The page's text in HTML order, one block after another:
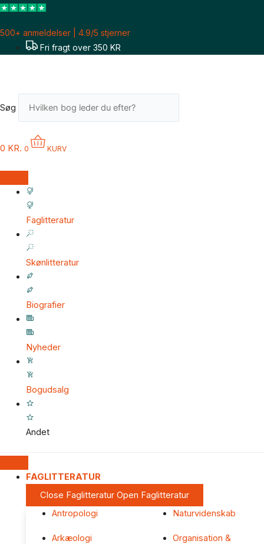
Gå
indholdet
500+ anmeldelser | 4.9/5 stjerner
Fri fragt over 350 KR
Søg
0 KR. 0 KURV
Faglitteratur
Skønlitteratur
Biografier
Nyheder
Bogudsalg
Andet
FAGLITTERATUR
Close Faglitteratur Open Faglitteratur
Antropologi
Arkæologi
Naturvidenskab
Organisation &